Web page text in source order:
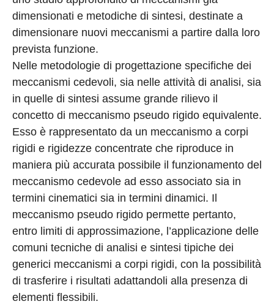
dimensionati e metodiche di sintesi, destinate a
dimensionare nuovi meccanismi a partire dalla loro
prevista funzione.
Nelle metodologie di progettazione specifiche dei
meccanismi cedevoli, sia nelle attività di analisi, sia
in quelle di sintesi assume grande rilievo il
concetto di meccanismo pseudo rigido equivalente.
Esso è rappresentato da un meccanismo a corpi
rigidi e rigidezze concentrate che riproduce in
maniera più accurata possibile il funzionamento del
meccanismo cedevole ad esso associato sia in
termini cinematici sia in termini dinamici. Il
meccanismo pseudo rigido permette pertanto,
entro limiti di approssimazione, l’applicazione delle
comuni tecniche di analisi e sintesi tipiche dei
generici meccanismi a corpi rigidi, con la possibilità
di trasferire i risultati adattandoli alla presenza di
elementi flessibili.